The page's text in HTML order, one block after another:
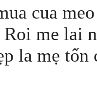
cua
me lai
la mẹ